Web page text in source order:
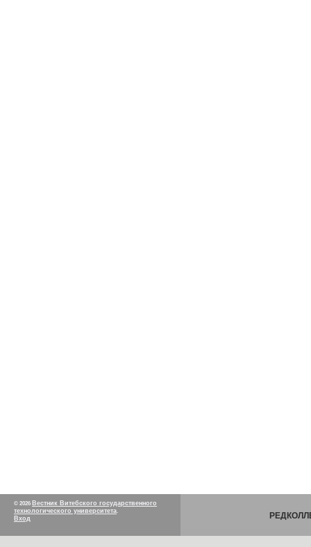
© 2026 Вестник Витебского государственного
технологического университета.
Вход